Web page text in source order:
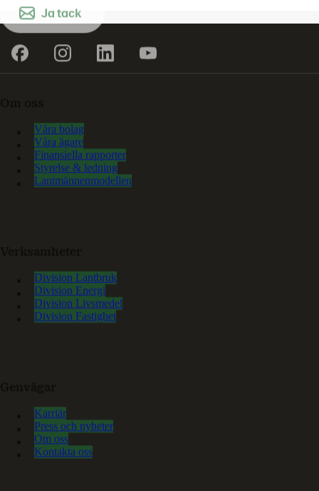
Ja tack
Våra bolag
Våra ägare
Finansiella rapporter
Styrelse & ledning
Lantmännenmodellen
Division Lantbruk
Division Energi
Division Livsmedel
Division Fastighet
Karriär
Press och nyheter
Om oss
Kontakta oss